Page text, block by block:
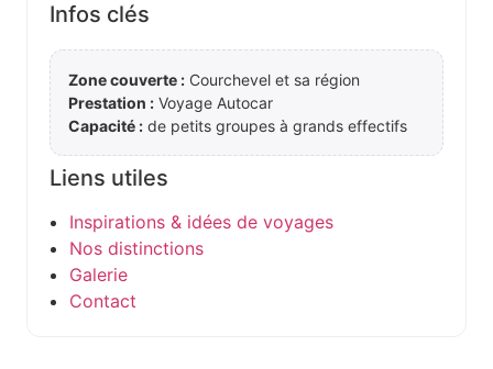
Infos clés
Zone couverte : Courchevel et sa région
Prestation : Voyage Autocar
Capacité : de petits groupes à grands effectifs
Liens utiles
Inspirations & idées de voyages
Nos distinctions
Galerie
Contact